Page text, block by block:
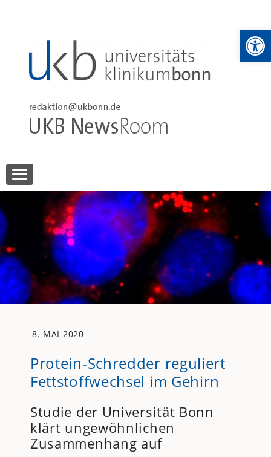
UKB NewsRoom
8. MAI 2020
Protein-Schredder reguliert
Fettstoffwechsel im Gehirn
Studie der Universität Bonn
klärt ungewöhnlichen
Zusammenhang auf